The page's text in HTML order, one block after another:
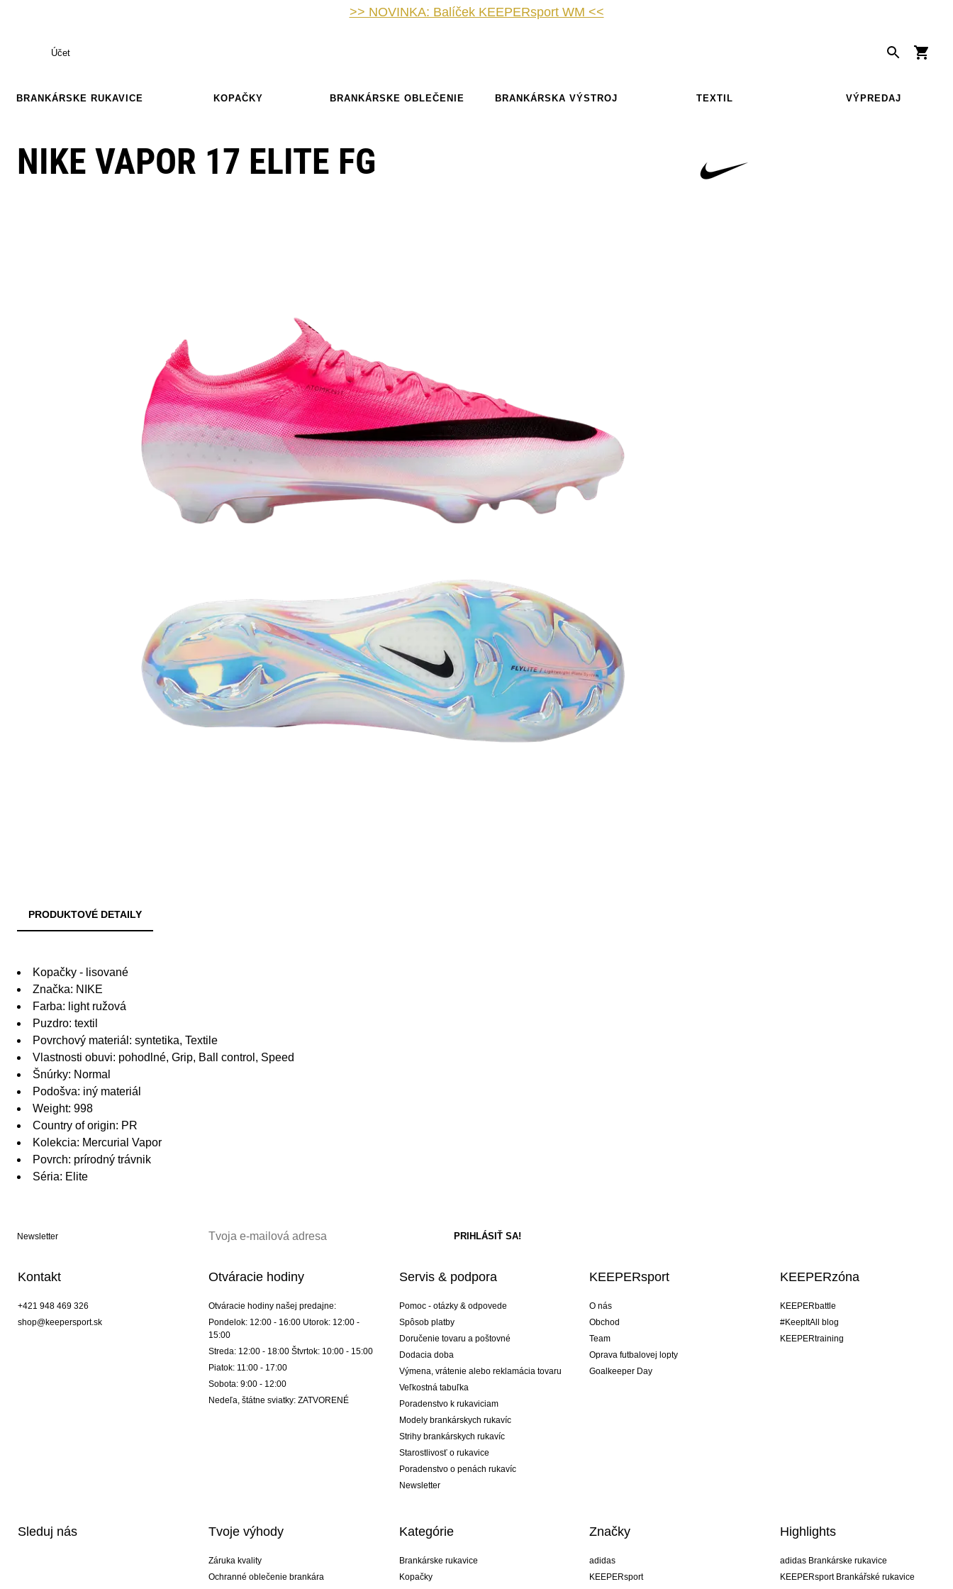
>> NOVINKA: Balíček KEEPERsport WM <<
Účet
BRANKÁRSKE RUKAVICE KOPAČKY BRANKÁRSKE OBLEČENIE BRANKÁRSKA VÝSTROJ TEXTIL VÝPREDAJ
NIKE VAPOR 17 ELITE FG
PRODUKTOVÉ DETAILY
Kopačky - lisované
Značka: NIKE
Farba: light ružová
Puzdro: textil
Povrchový materiál: syntetika, Textile
Vlastnosti obuvi: pohodlné, Grip, Ball control, Speed
Šnúrky: Normal
Podošva: iný materiál
Weight: 998
Country of origin: PR
Kolekcia: Mercurial Vapor
Povrch: prírodný trávnik
Séria: Elite
Newsletter
Kontakt
+421 948 469 326
shop@keepersport.sk
Otváracie hodiny
Otváracie hodiny našej predajne:
Pondelok: 12:00 - 16:00 Utorok: 12:00 -
15:00
Streda: 12:00 - 18:00 Štvrtok: 10:00 - 15:00
Piatok: 11:00 - 17:00
Sobota: 9:00 - 12:00
Nedeľa, štátne sviatky: ZATVORENÉ
Servis & podpora
Pomoc - otázky & odpovede
Spôsob platby
Doručenie tovaru a poštovné
Dodacia doba
Výmena, vrátenie alebo reklamácia tovaru
Veľkostná tabuľka
Poradenstvo k rukaviciam
Modely brankárskych rukavíc
Strihy brankárskych rukavíc
Starostlivosť o rukavice
Poradenstvo o penách rukavíc
Newsletter
KEEPERsport
O nás
Obchod
Team
Oprava futbalovej lopty
Goalkeeper Day
KEEPERzóna
KEEPERbattle
#KeepItAll blog
KEEPERtraining
Sleduj nás Tvoje výhody
Záruka kvality
Ochranné oblečenie brankára
Kategórie
Brankárske rukavice
Kopačky
Značky
adidas
KEEPERsport
Highlights
adidas Brankárske rukavice
KEEPERsport Brankářské rukavice